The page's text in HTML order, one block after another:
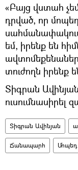
«Բայց վստահ
դրված, որ
եմ, իրենք են
տուժողն իրենք
Տիգրան
ուսումնասիրել
Տիգրան Ավինյան
Ճանապարհ Մոպեդ